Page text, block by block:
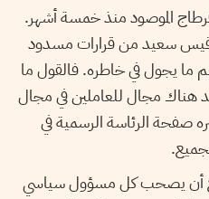
الموصود منذ خمسة أشهر.
قيس سعيد من قرارات مسدود
ما يجول في خاطره. فالقول ما
هناك مجال للعاملين في مجال
صفحة الرئاسة الرسمية في
أن يصحب كل مسؤول سياسي